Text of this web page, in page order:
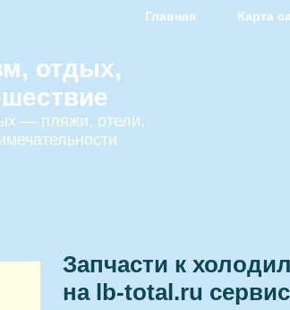
Главная Карта
отдых,
— пляжи, отели,
Запчасти к
на lb-total.ru